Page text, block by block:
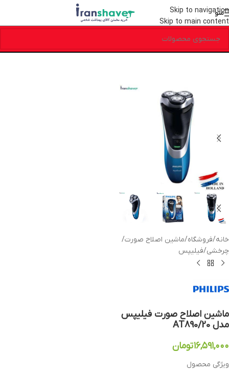
Skip to navigation
Skip to main content
منو
خانه/فروشگاه/ماشین اصلاح صورت/
چرخشی/فیلیپس
ماشین اصلاح صورت فیلیپس
مدل AT890/20
۱۶,۵۹۱,۰۰۰تومان
ویژگی محصول